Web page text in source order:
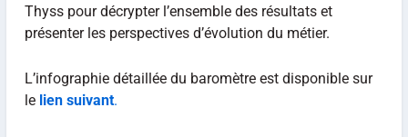
Thyss pour décrypter l’ensemble des résultats et
présenter les perspectives d’évolution du métier.
L’infographie détaillée du baromètre est disponible sur
le lien suivant.